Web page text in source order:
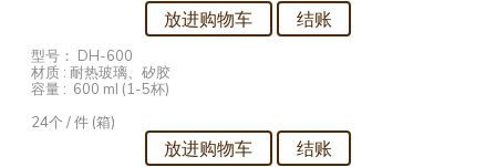
型号： DH-600
材质 : 耐热玻璃、矽胶
容量 : 600 ml (1-5杯)
24个 /件 (箱)